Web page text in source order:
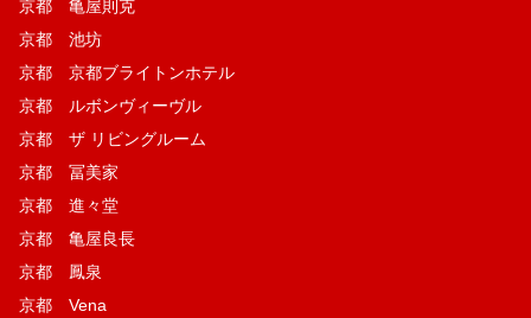
京都 亀屋則克
京都 池坊
京都 京都ブライトンホテル
京都 ルボンヴィーヴル
京都 ザ リビングルーム
京都 冨美家
京都 進々堂
京都 亀屋良長
京都 鳳泉
京都 Vena